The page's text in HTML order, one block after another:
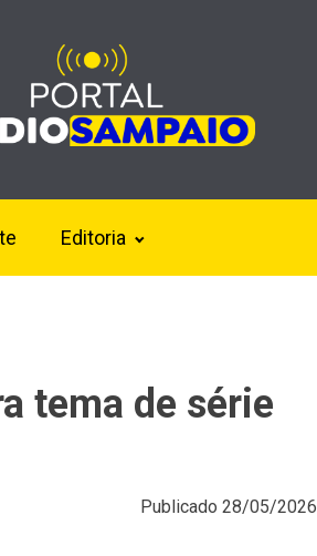
Editoria
tema de série
Publicado 28/05/2026